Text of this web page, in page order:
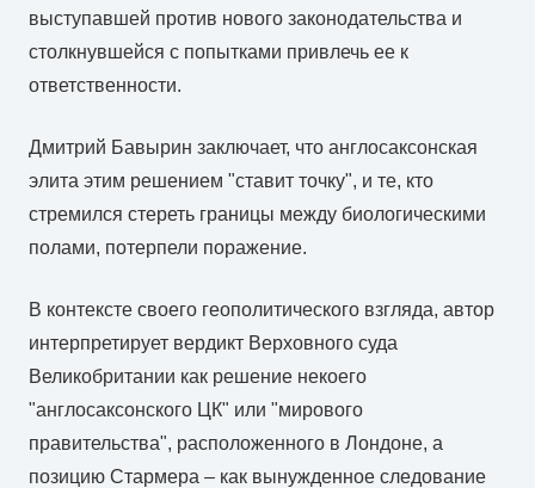
выступавшей против нового законодательства и
столкнувшейся с попытками привлечь ее к
ответственности.
Дмитрий Бавырин заключает, что англосаксонская
элита этим решением "ставит точку", и те, кто
стремился стереть границы между биологическими
полами, потерпели поражение.
В контексте своего геополитического взгляда, автор
интерпретирует вердикт Верховного суда
Великобритании как решение некоего
"англосаксонского ЦК" или "мирового
правительства", расположенного в Лондоне, а
позицию Стармера – как вынужденное следование